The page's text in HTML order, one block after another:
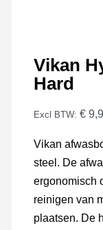
Vikan
Hard
Excl BTW: €
Vikan
steel. De
ergonomisch
reinigen van
plaatsen. De